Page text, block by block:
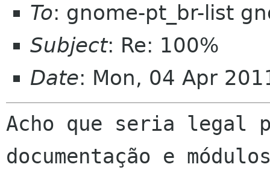
To: gnome-pt_br-list
Subject: Re: 100%
Date: Mon, 04 Apr
Acho que seria legal
documentação e